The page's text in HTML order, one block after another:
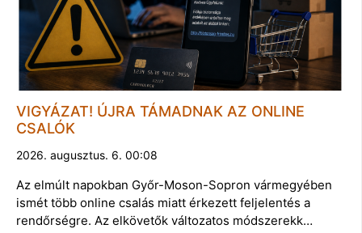
VIGYÁZAT! ÚJRA TÁMADNAK AZ ONLINE
CSALÓK
2026. augusztus. 6. 00:08
Az elmúlt napokban Győr-Moson-Sopron vármegyében
ismét több online csalás miatt érkezett feljelentés a
rendőrségre. Az elkövetők változatos módszerekk…